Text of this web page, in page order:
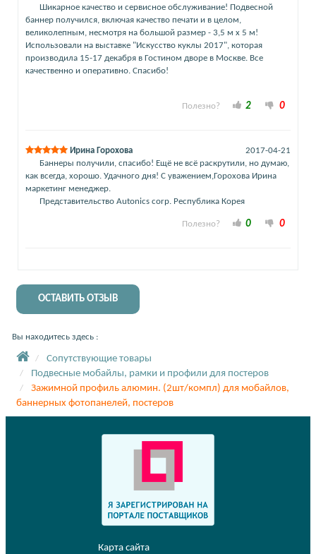
Шикарное качество и сервисное обслуживание! Подвесной
баннер получился, включая качество печати и в целом,
великолепным, несмотря на большой размер - 3,5 м х 5 м!
Использовали на выставке "Искусство куклы 2017", которая
производила 15-17 декабря в Гостином дворе в Москве. Все
качественно и оперативно. Спасибо!
Полезно? 2 0
Ирина Горохова
2017-04-21
Баннеры получили, спасибо! Ещё не всё раскрутили, но думаю,
как всегда, хорошо. Удачного дня! С уважением,Горохова Ирина
маркетинг менеджер.
Представительство Autonics corp. Республика Корея
Полезно? 0 0
ОСТАВИТЬ ОТЗЫВ
Вы находитесь здесь :
Сопутствующие товары
Подвесные мобайлы, рамки и профили для постеров
Зажимной профиль алюмин. (2шт/компл) для мобайлов,
баннерных фотопанелей, постеров
Карта сайта